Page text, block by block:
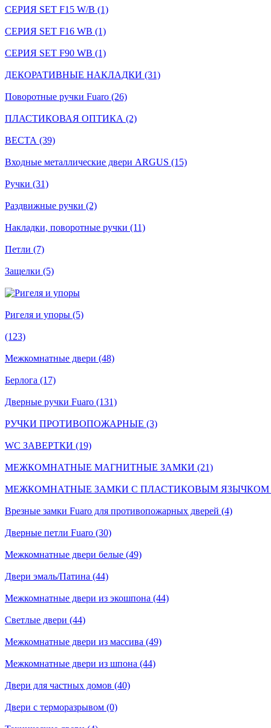
СЕРИЯ SET F15 W/B (1)
СЕРИЯ SET F16 WB (1)
СЕРИЯ SET F90 WB (1)
ДЕКОРАТИВНЫЕ НАКЛАДКИ (31)
Поворотные ручки Fuaro (26)
ПЛАСТИКОВАЯ ОПТИКА (2)
ВЕСТА (39)
Входные металлические двери ARGUS (15)
Ручки (31)
Раздвижные ручки (2)
Накладки, поворотные ручки (11)
Петли (7)
Защелки (5)
Ригеля и упоры (5)
(123)
Межкомнатные двери (48)
Берлога (17)
Дверные ручки Fuaro (131)
РУЧКИ ПРОТИВОПОЖАРНЫЕ (3)
WC ЗАВЕРТКИ (19)
МЕЖКОМНАТНЫЕ МАГНИТНЫЕ ЗАМКИ (21)
МЕЖКОМНАТНЫЕ ЗАМКИ С ПЛАСТИКОВЫМ ЯЗЫЧКОМ
Врезные замки Fuaro для противопожарных дверей (4)
Дверные петли Fuaro (30)
Межкомнатные двери белые (49)
Двери эмаль/Патина (44)
Межкомнатные двери из экошпона (44)
Светлые двери (44)
Межкомнатные двери из массива (49)
Межкомнатные двери из шпона (44)
Двери для частных домов (40)
Двери с терморазрывом (0)